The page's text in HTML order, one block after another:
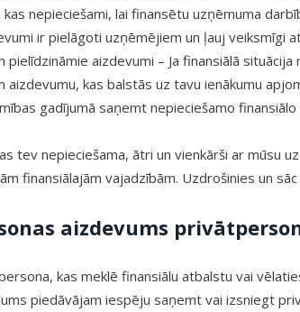
nepieciešami, lai finansētu uzņēmuma
ir pielāgoti uzņēmējiem un ļauj veiksmīgi
pielīdzināmie aizdevumi – Ja finansiālā
aizdevumu, kas balstās uz tavu ienākumu
gadījumā saņemt nepieciešamo
tev nepieciešama, ātri un vienkārši ar mūsu
finansiālajām vajadzībām. Uzdrošinies un
aizdevums
kas meklē finansiālu atbalstu vai
piedāvājam iespēju saņemt vai izsniegt